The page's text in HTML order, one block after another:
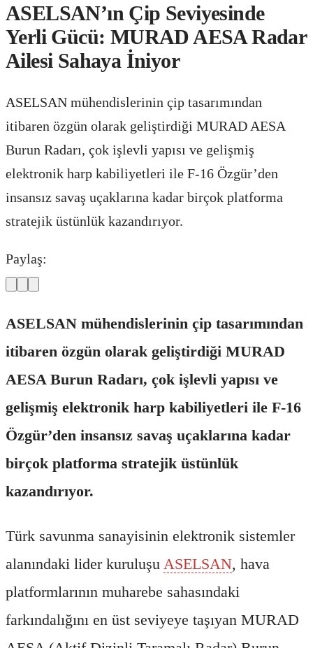
ASELSAN’ın Çip Seviyesinde
Yerli Gücü: MURAD AESA Radar
Ailesi Sahaya İniyor
ASELSAN mühendislerinin çip tasarımından
itibaren özgün olarak geliştirdiği MURAD AESA
Burun Radarı, çok işlevli yapısı ve gelişmiş
elektronik harp kabiliyetleri ile F-16 Özgür’den
insansız savaş uçaklarına kadar birçok platforma
stratejik üstünlük kazandırıyor.
Paylaş:
ASELSAN mühendislerinin çip tasarımından
itibaren özgün olarak geliştirdiği MURAD
AESA Burun Radarı, çok işlevli yapısı ve
gelişmiş elektronik harp kabiliyetleri ile F-16
Özgür’den insansız savaş uçaklarına kadar
birçok platforma stratejik üstünlük
kazandırıyor.
Türk savunma sanayisinin elektronik sistemler
alanındaki lider kuruluşu ASELSAN, hava
platformlarının muharebe sahasındaki
farkındalığını en üst seviyeye taşıyan MURAD